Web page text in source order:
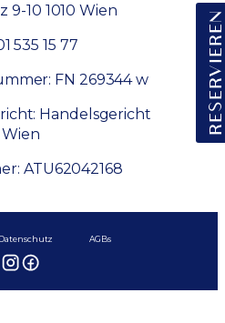
RESERVIEREN
9-10 1010 Wien
535 15 77
FN 269344 w
Handelsgericht
Wien
ATU62042168
Datenschutz AGBs